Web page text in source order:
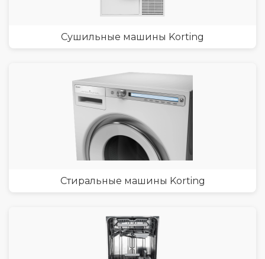
Сушильные машины Korting
Стиральные машины Korting